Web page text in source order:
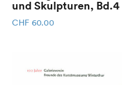
und Skulpturen, Bd.4
CHF 60.00